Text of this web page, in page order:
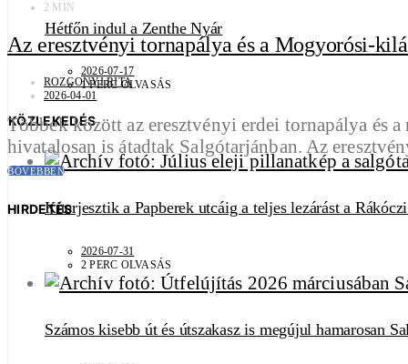
Hétfőn indul a Zenthe Nyár
2026-07-17
1 PERC OLVASÁS
KÖZLEKEDÉS
Kiterjesztik a Papberek utcáig a teljes lezárást a
2026-07-31
2 PERC OLVASÁS
Számos kisebb út és útszakasz is megújul hamarosan
2 MIN
Az eresztvényi tornapálya és a Mogyorósi-
ROZGONYI RITA
2026-04-01
Többek között az eresztvényi erdei tornapálya és
hivatalosan is átadtak Salgótarjánban. Az
BŐVEBBEN
HIRDETÉS